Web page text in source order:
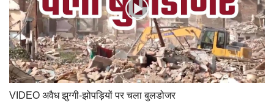
VIDEO अवैध झुग्गी-झोपड़ियों पर चला बुलडोजर